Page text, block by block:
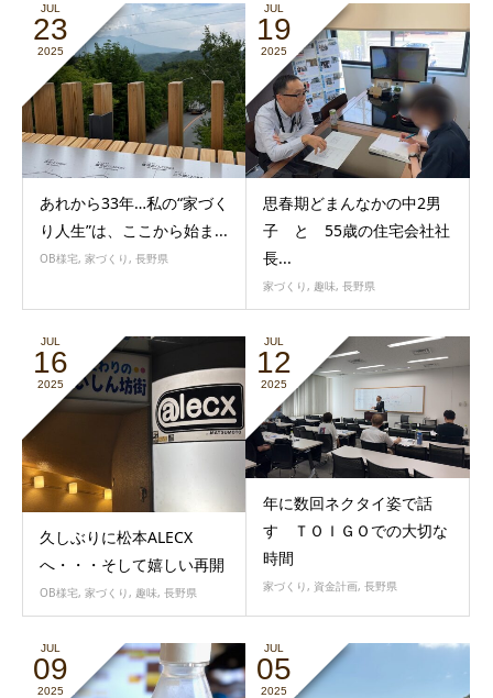
JUL
23
2025
あれから33年…私の“家づく
り人生”は、ここから始ま...
OB様宅, 家づくり, 長野県
JUL
19
2025
思春期どまんなかの中2男
子 と 55歳の住宅会社社
長...
家づくり, 趣味, 長野県
JUL
16
2025
久しぶりに松本ALECX
へ・・・そして嬉しい再開
OB様宅, 家づくり , 趣味, 長野県
JUL
12
2025
年に数回ネクタイ姿で話
す ＴＯＩＧＯでの大切な
時間
家づくり, 資金計画, 長野県
JUL
09
2025
JUL
05
2025